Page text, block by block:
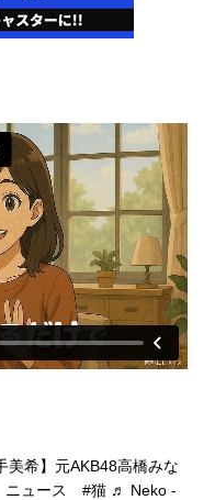
希】元AKB48高橋みな
ニュース #猫 ♬ Neko -